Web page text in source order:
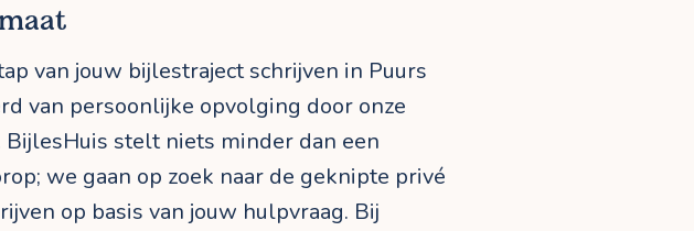
van jouw bijlestraject schrijven in Puurs
van persoonlijke opvolging door onze
BijlesHuis stelt niets minder dan een
we gaan op zoek naar de geknipte privé
op basis van jouw hulpvraag. Bij